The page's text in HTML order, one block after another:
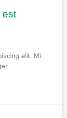
est
elit. Mi